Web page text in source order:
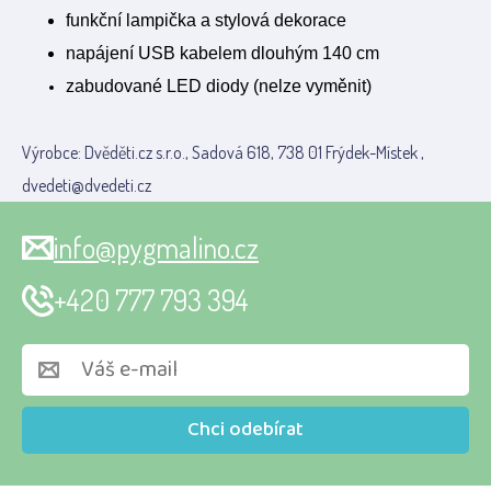
funkční lampička a stylová dekorace
napájení USB kabelem dlouhým 140 cm
zabudované LED diody (nelze vyměnit)
Výrobce: Dvěděti.cz s.r.o., Sadová 618, 738 01 Frýdek-Místek ,
dvedeti@dvedeti.cz
Chci odebírat
info@pygmalino.cz
+420 777 793 394